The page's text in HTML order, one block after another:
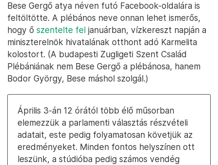
Bese Gergő atya néven futó Facebook-oldalára is
feltöltötte. A plébános neve onnan lehet ismerős,
hogy ő szentelte fel januárban, vízkereszt napján a
miniszterelnök hivatalának otthont adó Karmelita
kolostort. (A budapesti Zugligeti Szent Család
Plébániának nem Bese Gergő a plébánosa, hanem
Bodor György, Bese máshol szolgál.)
Április 3-án 12 órától több élő műsorban
elemezzük a parlamenti választás részvételi
adatait, este pedig folyamatosan követjük az
eredményeket. Minden fontos helyszínen ott
leszünk, a stúdióba pedig számos vendég